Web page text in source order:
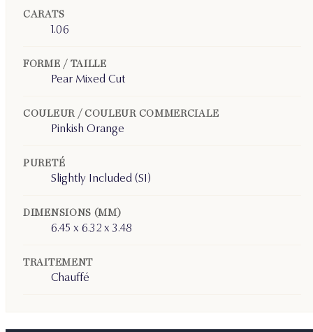
CARATS
1.06
FORME / TAILLE
Pear Mixed Cut
COULEUR / COULEUR COMMERCIALE
Pinkish Orange
PURETÉ
Slightly Included (SI)
DIMENSIONS (MM)
6.45 x 6.32 x 3.48
TRAITEMENT
Chauffé